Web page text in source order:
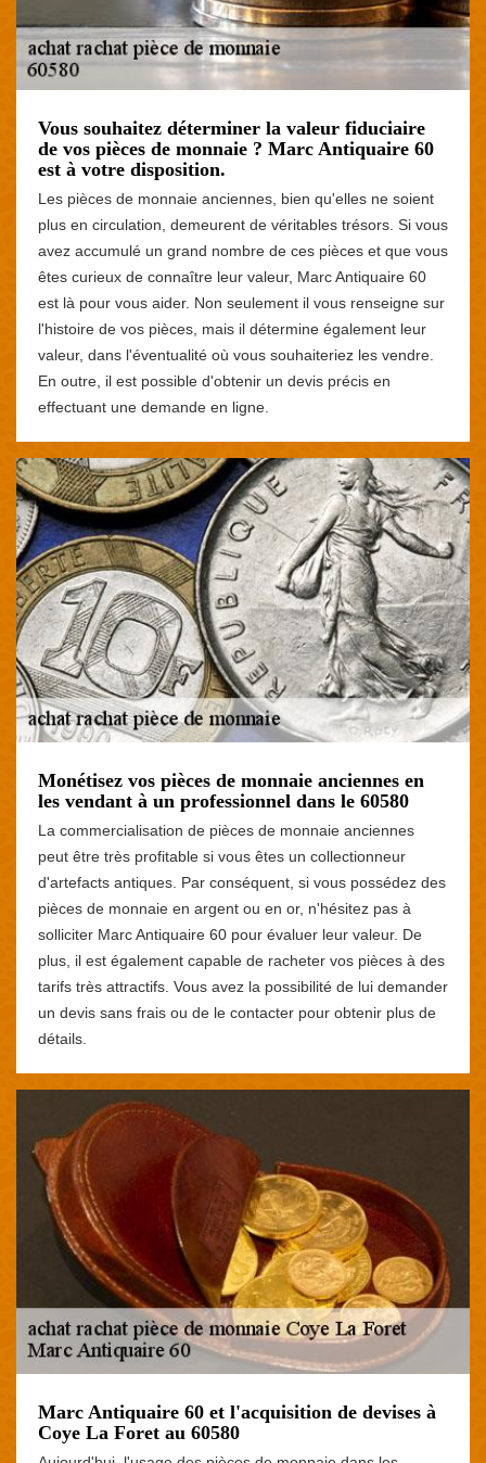
Vous souhaitez déterminer la valeur fiduciaire
de vos pièces de monnaie ? Marc Antiquaire 60
est à votre disposition.
Les pièces de monnaie anciennes, bien qu'elles ne soient
plus en circulation, demeurent de véritables trésors. Si vous
avez accumulé un grand nombre de ces pièces et que vous
êtes curieux de connaître leur valeur, Marc Antiquaire 60
est là pour vous aider. Non seulement il vous renseigne sur
l'histoire de vos pièces, mais il détermine également leur
valeur, dans l'éventualité où vous souhaiteriez les vendre.
En outre, il est possible d'obtenir un devis précis en
effectuant une demande en ligne.
Monétisez vos pièces de monnaie anciennes en
les vendant à un professionnel dans le 60580
La commercialisation de pièces de monnaie anciennes
peut être très profitable si vous êtes un collectionneur
d'artefacts antiques. Par conséquent, si vous possédez des
pièces de monnaie en argent ou en or, n'hésitez pas à
solliciter Marc Antiquaire 60 pour évaluer leur valeur. De
plus, il est également capable de racheter vos pièces à des
tarifs très attractifs. Vous avez la possibilité de lui demander
un devis sans frais ou de le contacter pour obtenir plus de
détails.
Marc Antiquaire 60 et l'acquisition de devises à
Coye La Foret au 60580